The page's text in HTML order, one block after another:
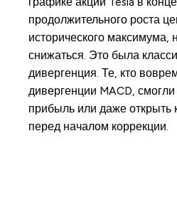
продолжительного роста
исторического максимума,
снижаться. Это была
дивергенция. Те, кто
дивергенции MACD,
прибыль или даже открыть
перед началом коррекции.